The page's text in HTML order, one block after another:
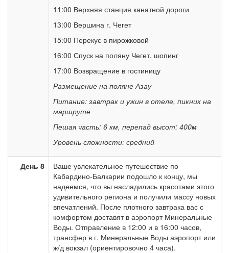
11:00 Верхняя станция канатной дороги
13:00 Вершина г. Чегет
15:00 Перекус в пирожковой
16:00 Спуск на поляну Чегет, шопинг
17:00 Возвращение в гостиницу
Размещение на поляне Азау
Питание: завтрак и ужин в отеле, пикник на
маршруте
Пешая часть: 6 км, перепад высот: 400м
Уровень сложности: средний
День 8
Ваше увлекательное путешествие по
Кабардино-Балкарии подошло к концу, мы
надеемся, что вы насладились красотами этого
удивительного региона и получили массу новых
впечатлений. После плотного завтрака вас с
комфортом доставят в аэропорт Минеральные
Воды. Отправление в 12:00 и в 16:00 часов,
трансфер в г. Минеральные Воды аэропорт или
ж/д вокзал (ориентировочно 4 часа).